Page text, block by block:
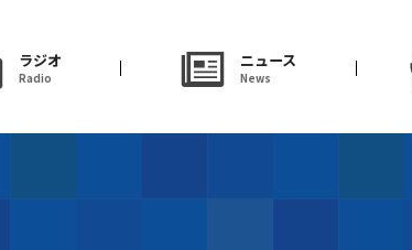
ラジオ
Radio
ニュース
News